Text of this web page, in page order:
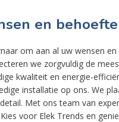
en behoefte
om aan al uw wensen
we zorgvuldig de
kwaliteit en energie-
installatie op ons. We
Met ons team van
voor Elek Trends en